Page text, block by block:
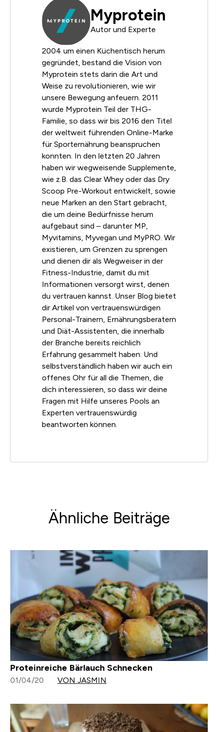
Myprotein
Autor und Experte
2004 um einen Küchentisch herum
gegründet, bestand die Vision von
Myprotein stets darin die Art und
Weise zu revolutionieren, wie wir
unsere Bewegung anfeuern. 2011
wurde Myprotein Teil der THG-
Familie, so dass wir bis 2016 den Titel
der weltweit führenden Online-Marke
für Sporternährung beanspruchen
konnten. In den letzten 20 Jahren
haben wir wegweisende Supplemente,
wie z.B. das Clear Whey oder das Dry
Scoop Pre-Workout entwickelt, sowie
neue Marken an den Start gebracht,
die um deine Bedürfnisse herum
aufgebaut sind – darunter MP,
Myvitamins, Myvegan und MyPRO. Wir
existieren, um Grenzen zu sprengen
und dienen dir als Wegweiser in der
Fitness-Industrie, damit du mit
Informationen versorgt wirst, denen
du vertrauen kannst. Unser Blog bietet
dir Artikel von vertrauenswürdigen
Personal-Trainern, Ernährungsberatern
und Diät-Assistenten, die innerhalb
der Branche bereits reichlich
Erfahrung gesammelt haben. Und
selbstverständlich haben wir auch ein
offenes Ohr für all die Themen, die
dich interessieren, so dass wir deine
Fragen mit Hilfe unseres Pools an
Experten vertrauenswürdig
beantworten können.
Ähnliche Beiträge
Proteinreiche Bärlauch Schnecken
01/04/20 VON JASMIN